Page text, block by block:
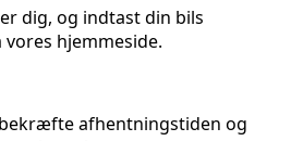
dig, og indtast din bils
hjemmeside.
afhentningstiden og